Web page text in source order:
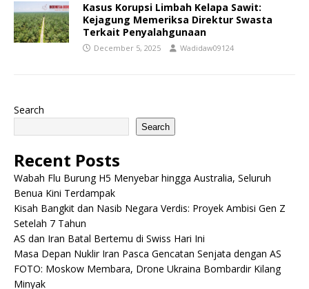
Kasus Korupsi Limbah Kelapa Sawit:
Kejagung Memeriksa Direktur Swasta
Terkait Penyalahgunaan
December 5, 2025 Wadidaw09124
Search
Search
Recent Posts
Wabah Flu Burung H5 Menyebar hingga Australia, Seluruh
Benua Kini Terdampak
Kisah Bangkit dan Nasib Negara Verdis: Proyek Ambisi Gen Z
Setelah 7 Tahun
AS dan Iran Batal Bertemu di Swiss Hari Ini
Masa Depan Nuklir Iran Pasca Gencatan Senjata dengan AS
FOTO: Moskow Membara, Drone Ukraina Bombardir Kilang
Minyak